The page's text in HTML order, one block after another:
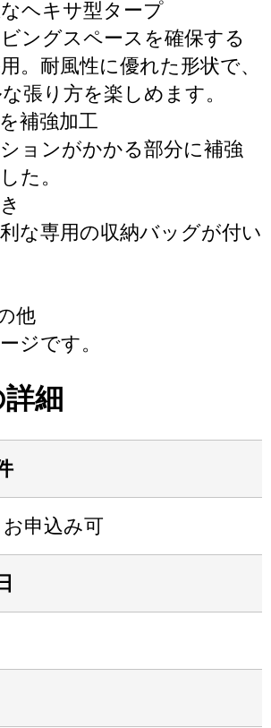
ヘキサ型タープ
ングスペースを確保する
。耐風性に優れた形状で、
張り方を楽しめます。
補強加工
ョンがかかる部分に補強
た。
な専用の収納バッグが付い
他
ジです。
細
申込み可